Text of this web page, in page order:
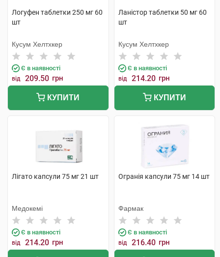
Логуфен таблетки 250 мг 60
шт
Кусум Хелтхкер
Є в наявності
від 209.50 грн
КУПИТИ
Ланістор таблетки 50 мг 60
шт
Кусум Хелтхкер
Є в наявності
від 214.20 грн
КУПИТИ
Лігато капсули 75 мг 21 шт
Медокемі
Є в наявності
від 214.20 грн
Огранія капсули 75 мг 14 шт
Фармак
Є в наявності
від 216.40 грн